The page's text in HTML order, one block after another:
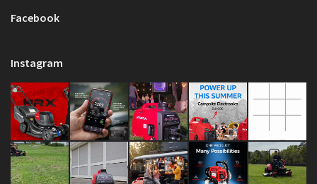
Facebook
Instagram